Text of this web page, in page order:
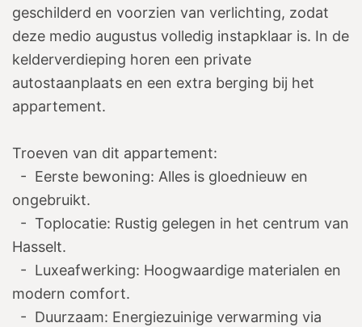
geschilderd en voorzien van verlichting, zodat
deze medio augustus volledig instapklaar is. In de
kelderverdieping horen een private
autostaanplaats en een extra berging bij het
appartement.
Troeven van dit appartement:
- Eerste bewoning: Alles is gloednieuw en
ongebruikt.
- Toplocatie: Rustig gelegen in het centrum van
Hasselt.
- Luxeafwerking: Hoogwaardige materialen en
modern comfort.
- Duurzaam: Energiezuinige verwarming via